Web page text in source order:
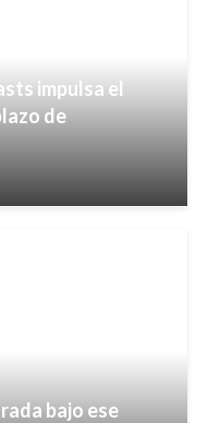
impulsa el
de
bajo ese